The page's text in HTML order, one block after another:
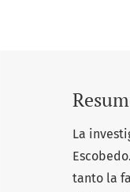
La
tanto la